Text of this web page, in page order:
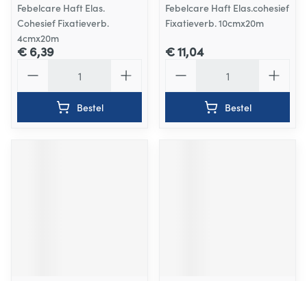
Febelcare Haft Elas.
Cohesief Fixatieverb.
4cmx20m
€ 6,39
Bestel
Febelcare Haft Elas.cohesief
Fixatieverb. 10cmx20m
€ 11,04
Bestel